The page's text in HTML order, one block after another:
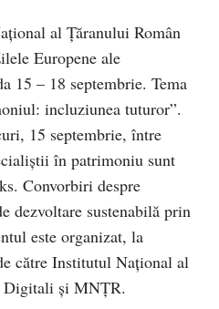
al Țăranului Român
Europene ale
15 – 18 septembrie. Tema
incluziunea tuturor”.
15 septembrie, între
în patrimoniu sunt
Convorbiri despre
dezvoltare sustenabilă prin
este organizat, la
către Institutul Naţional al
şi MNŢR.